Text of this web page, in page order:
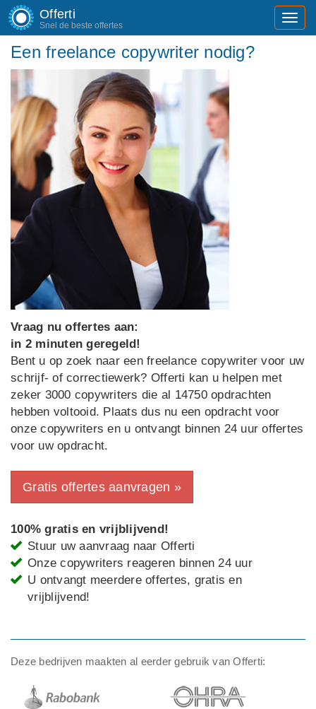
Offerti
Snel de beste offertes
Een freelance copywriter nodig?
Vraag nu offertes aan:
in 2 minuten geregeld!
Bent u op zoek naar een freelance copywriter voor uw
schrijf- of correctiewerk? Offerti kan u helpen met
zeker 3000 copywriters die al 14750 opdrachten
hebben voltooid. Plaats dus nu een opdracht voor
onze copywriters en u ontvangt binnen 24 uur offertes
voor uw opdracht.
Gratis offertes aanvragen »
100% gratis en vrijblijvend!
Stuur uw aanvraag naar Offerti
Onze copywriters reageren binnen 24 uur
U ontvangt meerdere offertes, gratis en
vrijblijvend!
Deze bedrijven maakten al eerder gebruik van Offerti: